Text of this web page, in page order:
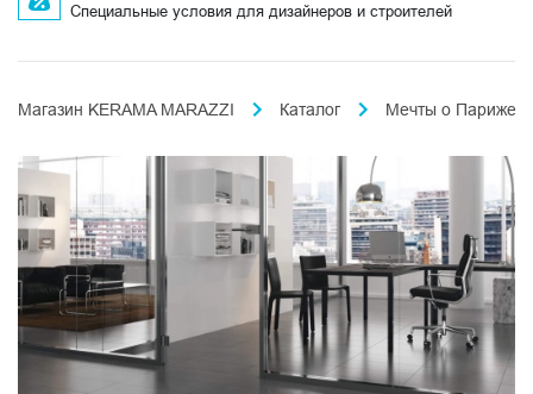
Специальные условия для дизайнеров и строителей
Магазин KERAMA MARAZZI Каталог Мечты о Париже